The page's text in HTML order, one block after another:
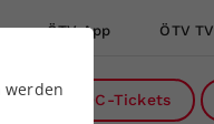
ÖTV App ÖTV TV
DC-Tickets
werden